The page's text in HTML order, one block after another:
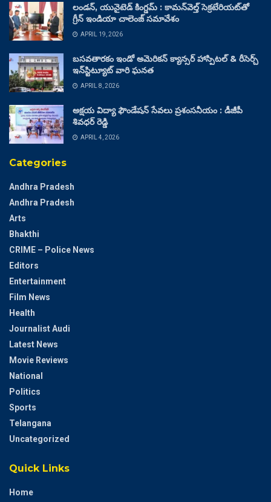
లండన్, యునైటెడ్ కింగ్డమ్ : కామన్‌వెల్త్ సెక్రటేరియట్‌తో
గ్రీన్ ఇండియా చాలెంజ్ సమావేశం
APRIL 19, 2026
బసవతారకం ఇండో అమెరికన్ క్యాన్సర్ హాస్పిటల్ & రీసెర్చ్
ఇన్‌స్టిట్యూట్ వారి ఘనత
APRIL 8, 2026
అక్షయ విద్యా ఫౌండేషన్ సేవలు ప్రశంసనీయం : డీజీపీ
శివధర్ రెడ్డి
APRIL 4, 2026
Categories
Andhra Pradesh
Andhra Pradesh
Arts
Bhakthi
CRIME – Police News
Editors
Entertainment
Film News
Health
Journalist Audi
Latest News
Movie Reviews
National
Politics
Sports
Telangana
Uncategorized
Quick Links
Home